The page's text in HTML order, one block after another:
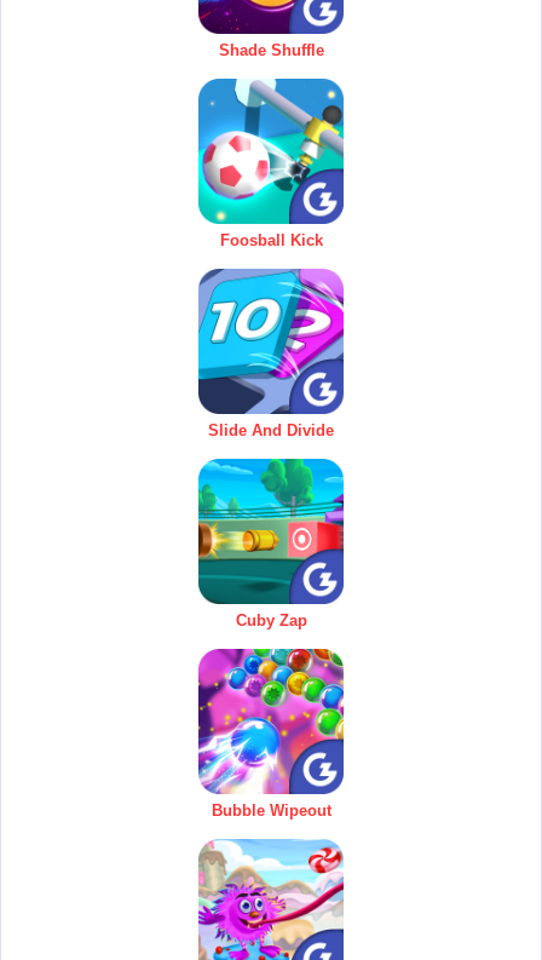
Shade Shuffle
Foosball Kick
Slide And Divide
Cuby Zap
Bubble Wipeout